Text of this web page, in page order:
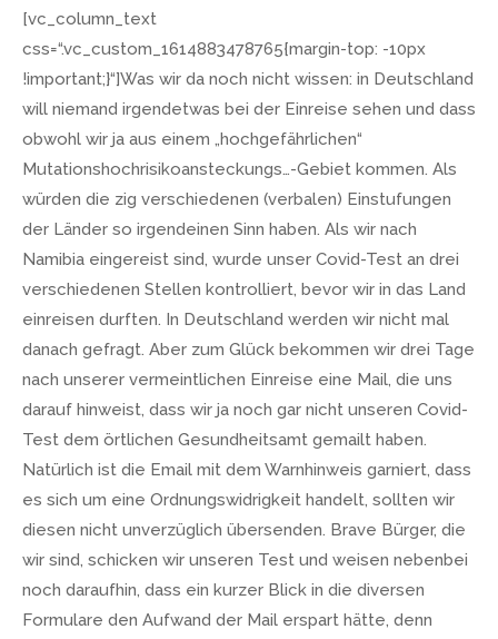
[vc_column_text
css=“.vc_custom_1614883478765{margin-top: -10px
!important;}“]Was wir da noch nicht wissen: in Deutschland
will niemand irgendetwas bei der Einreise sehen und dass
obwohl wir ja aus einem „hochgefährlichen“
Mutationshochrisikoansteckungs…-Gebiet kommen. Als
würden die zig verschiedenen (verbalen) Einstufungen
der Länder so irgendeinen Sinn haben. Als wir nach
Namibia eingereist sind, wurde unser Covid-Test an drei
verschiedenen Stellen kontrolliert, bevor wir in das Land
einreisen durften. In Deutschland werden wir nicht mal
danach gefragt. Aber zum Glück bekommen wir drei Tage
nach unserer vermeintlichen Einreise eine Mail, die uns
darauf hinweist, dass wir ja noch gar nicht unseren Covid-
Test dem örtlichen Gesundheitsamt gemailt haben.
Natürlich ist die Email mit dem Warnhinweis garniert, dass
es sich um eine Ordnungswidrigkeit handelt, sollten wir
diesen nicht unverzüglich übersenden. Brave Bürger, die
wir sind, schicken wir unseren Test und weisen nebenbei
noch daraufhin, dass ein kurzer Blick in die diversen
Formulare den Aufwand der Mail erspart hätte, denn